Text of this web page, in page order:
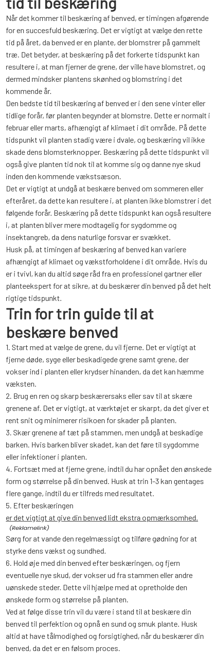
Når det kommer til beskæring af benved, er timingen afgørende
for en succesfuld beskæring. Det er vigtigt at vælge den rette
tid på året, da benved er en plante, der blomstrer på gammelt
træ. Det betyder, at beskæring på det forkerte tidspunkt kan
resultere i, at man fjerner de grene, der ville have blomstret, og
dermed mindsker plantens skønhed og blomstring i det
kommende år.
Den bedste tid til beskæring af benved er i den sene vinter eller
tidlige forår, før planten begynder at blomstre. Dette er normalt i
februar eller marts, afhængigt af klimaet i dit område. På dette
tidspunkt vil planten stadig være i dvale, og beskæring vil ikke
skade dens blomsterknopper. Beskæring på dette tidspunkt vil
også give planten tid nok til at komme sig og danne nye skud
inden den kommende vækstsæson.
Det er vigtigt at undgå at beskære benved om sommeren eller
efteråret, da dette kan resultere i, at planten ikke blomstrer i det
følgende forår. Beskæring på dette tidspunkt kan også resultere
i, at planten bliver mere modtagelig for sygdomme og
insektangreb, da dens naturlige forsvar er svækket.
Husk på, at timingen af ​​beskæring af benved kan variere
afhængigt af klimaet og vækstforholdene i dit område. Hvis du
er i tvivl, kan du altid søge råd fra en professionel gartner eller
planteekspert for at sikre, at du beskærer din benved på det helt
rigtige tidspunkt.
Trin for trin guide til at
beskære benved
1. Start med at vælge de grene, du vil fjerne. Det er vigtigt at
fjerne døde, syge eller beskadigede grene samt grene, der
vokser ind i planten eller krydser hinanden, da det kan hæmme
væksten.
2. Brug en ren og skarp beskærersaks eller sav til at skære
grenene af. Det er vigtigt, at værktøjet er skarpt, da det giver et
rent snit og minimerer risikoen for skader på planten.
3. Skær grenene af tæt på stammen, men undgå at beskadige
barken. Hvis barken bliver skadet, kan det føre til sygdomme
eller infektioner i planten.
4. Fortsæt med at fjerne grene, indtil du har opnået den ønskede
form og størrelse på din benved. Husk at trin 1-3 kan gentages
flere gange, indtil du er tilfreds med resultatet.
5. Efter beskæringen
er det vigtigt at give din benved lidt ekstra opmærksomhed.
Sørg for at vande den regelmæssigt og tilføre gødning for at
styrke dens vækst og sundhed.
6. Hold øje med din benved efter beskæringen, og fjern
eventuelle nye skud, der vokser ud fra stammen eller andre
uønskede steder. Dette vil hjælpe med at opretholde den
ønskede form og størrelse på planten.
Ved at følge disse trin vil du være i stand til at beskære din
benved til perfektion og opnå en sund og smuk plante. Husk
altid at have tålmodighed og forsigtighed, når du beskærer din
benved, da det er en følsom proces.